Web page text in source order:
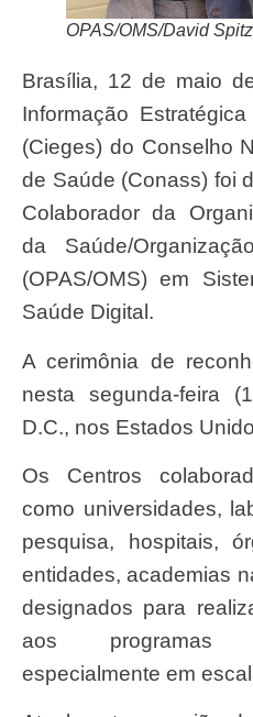
OPAS/OMS/David
Brasília, 12 de maio de 2026 – O Centro de
Informação
(Cieges) do Conselho
de Saúde (Conass) foi
Colaborador da
da Saúde/
(OPAS/OMS) em
Saúde Digital.
A cerimônia de reconhecimento foi realizada
nesta segunda-feira
D.C., nos Estados
Os Centros colaboradores são instituições
como universidades,
pesquisa, hospitais,
entidades, academias
designados para
aos programas
especialmente em